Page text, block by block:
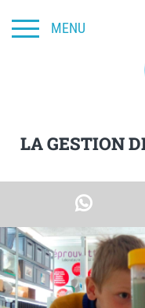
MENU
LA GESTION